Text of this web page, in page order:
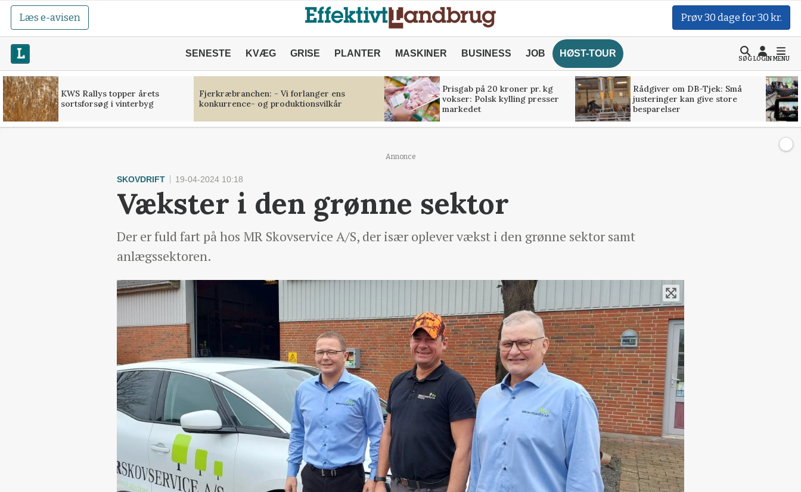
Læs e-avisen Prøv 30 dage for 30 kr.
SENESTE KVÆG GRISE PLANTER MASKINER BUSINESS JOB HØST-TOUR
SØGLOGINMENU
KWS Rallys topper årets
sortsforsøg i vinterbyg
Fjerkræbranchen: - Vi forlanger ens
konkurrence- og produktionsvilkår
Prisgab på 20 kroner pr. kg
vokser: Polsk kylling presser
markedet
Rådgiver om DB-Tjek: Små
justeringer kan give store
besparelser
Annonce
SKOVDRIFT 19-04-2024 10:18
Vækster i den grønne sektor
Der er fuld fart på hos MR Skovservice A/S, der især oplever vækst i den grønne sektor samt
anlægssektoren.